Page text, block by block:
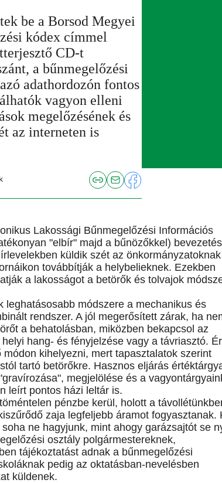
be a Borsod Megyei
kódex címmel
CD-t
a bűnmegelőzési
adathordozón fontos
vagyon elleni
megelőzésének és
az interneten is
Lakossági Bűnmegelőzési Információs
"elbír" majd a bűnözőkkel)
küldik szét az
továbbítják a helybelieknek. Ezekben
a lakosságot a betörők és tolvajok
módszere a mechanikus és
rendszer. A jól megerősített zárak, ha
a behatolásban, miközben bekapcsol az
hang- és fényjelzése vagy a távriasztó.
kihelyezni, mert tapasztalatok szerint
tartó betörőkre. Hasznos eljárás
megjelölése és a
leírt pontos házi leltár is.
pénzbe kerül, holott a
zaja legfeljebb áramot fogyasztanak.
ne hagyjunk, mint ahogy garázsajtót se
osztály polgármestereknek,
tájékoztatást adnak a bűnmegelőzési
pedig az oktatásban-nevelésben
küldenek.